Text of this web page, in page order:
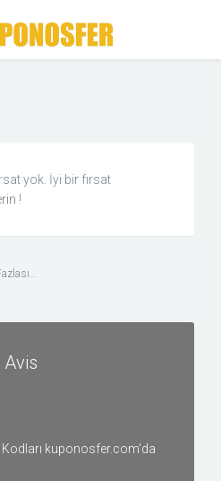
yok. İyi bir fırsat
!
Avis
kuponosfer.com'da